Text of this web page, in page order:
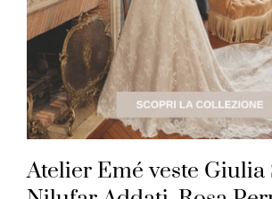
Atelier Emé veste Giulia